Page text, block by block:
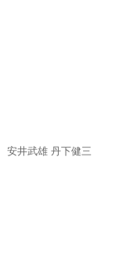
井武雄 丹下健三